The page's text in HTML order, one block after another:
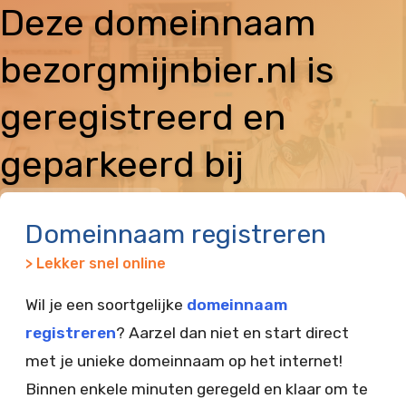
Deze domeinnaam
bezorgmijnbier.nl is
geregistreerd en
geparkeerd bij
Domeinnaam registreren
> Lekker snel online
Wil je een soortgelijke domeinnaam
registreren? Aarzel dan niet en start direct
met je unieke domeinnaam op het internet!
Binnen enkele minuten geregeld en klaar om te